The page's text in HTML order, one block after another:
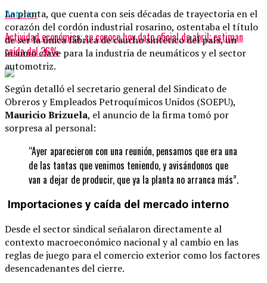
Anterior
Actividad económica: se conoce hoy dato oficial de abril; estiman
caída del 26%
La planta, que cuenta con seis décadas de trayectoria en el
corazón del cordón industrial rosarino, ostentaba el título
de ser la única fábrica de caucho sintético del país, un
insumo clave para la industria de neumáticos y el sector
automotriz.
Según detalló el secretario general del Sindicato de
Obreros y Empleados Petroquímicos Unidos (SOEPU),
Mauricio Brizuela, el anuncio de la firma tomó por
sorpresa al personal:
“Ayer aparecieron con una reunión, pensamos que era una
de las tantas que venimos teniendo, y avisándonos que
van a dejar de producir, que ya la planta no arranca más”.
Importaciones y caída del mercado interno
Desde el sector sindical señalaron directamente al
contexto macroeconómico nacional y al cambio en las
reglas de juego para el comercio exterior como los factores
desencadenantes del cierre.